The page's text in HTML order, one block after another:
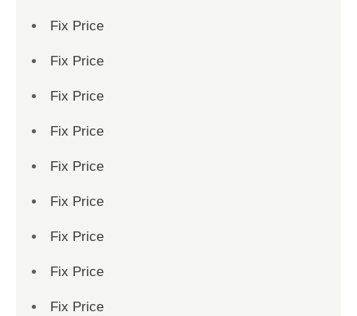
Fix Price
Fix Price
Fix Price
Fix Price
Fix Price
Fix Price
Fix Price
Fix Price
Fix Price